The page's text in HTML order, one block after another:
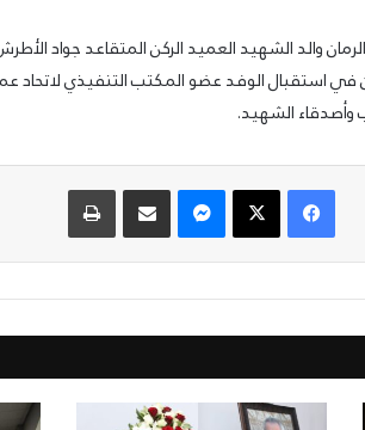
والد الشهيد العميد الركن المتقاعد جواد
استقبال الوفد عضو المكتب التنفيذي لاتحاد
وأصدقاء الشهيد.
فيسبوك‫X ماسنجر مشاركة عبر البريد طباعة